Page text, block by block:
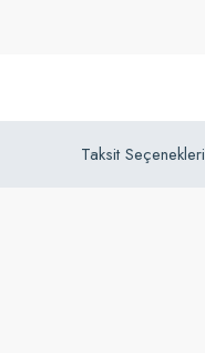
Taksit Seçenekleri